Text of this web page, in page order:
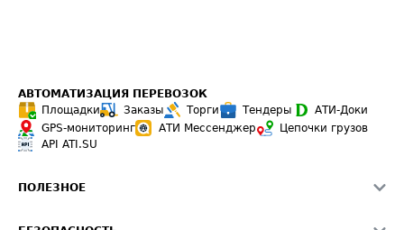
АВТОМАТИЗАЦИЯ ПЕРЕВОЗОК
Площадки
Заказы Торги Тендеры
АТИ-Доки
GPS-мониторинг
АТИ Мессенджер
Цепочки грузов
API ATI.SU
ПОЛЕЗНОЕ